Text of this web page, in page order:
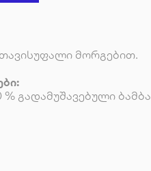
თავისუფალი მორგებით.
გადამუშავებული ბამბა